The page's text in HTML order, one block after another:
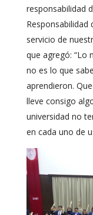
responsabilidad
servicio de
que agregó: “Lo
no es lo que
aprendieron.
lleve consigo
universidad no
en cada uno de